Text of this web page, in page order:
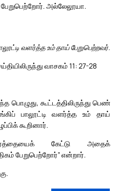
அல்லேலூயா.
வளர்த்த உம் தாய் பேறுபெற்றவர்.
வாசகம் 11: 27-28
பொழுது, கூட்டத்திலிருந்து பெண்
பாலூட்டி வளர்த்த உம் தாய்
கூறினார்.
கேட்டு அதைக்
பேறுபெற்றோர்” என்றார்.